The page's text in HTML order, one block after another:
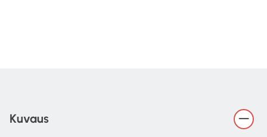
Kuvaus